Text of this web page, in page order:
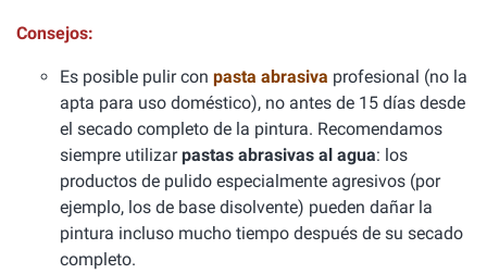
Consejos:
Es posible pulir con pasta abrasiva profesional (no la
apta para uso doméstico), no antes de 15 días desde
el secado completo de la pintura. Recomendamos
siempre utilizarpastas abrasivas al agua: los
productos de pulido especialmente agresivos (por
ejemplo, los de base disolvente) pueden dañar la
pintura incluso mucho tiempo después de su secado
completo.